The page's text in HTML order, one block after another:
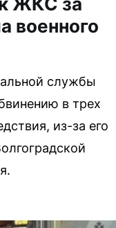
военного
службы
в трех
из-за его